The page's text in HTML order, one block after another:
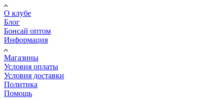
О клубе
Блог
Бонсай оптом
Информация
Магазины
Условия оплаты
Условия доставки
Политика
Помощь